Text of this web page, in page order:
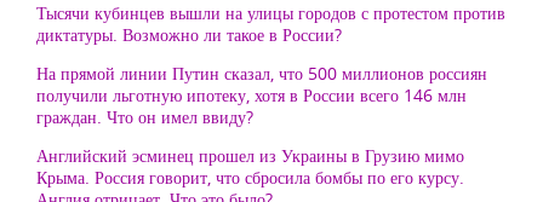
Тысячи кубинцев вышли на улицы городов с протестом против
диктатуры. Возможно ли такое в России?
На прямой линии Путин сказал, что 500 миллионов россиян
получили льготную ипотеку, хотя в России всего 146 млн
граждан. Что он имел ввиду?
Английский эсминец прошел из Украины в Грузию мимо
Крыма. Россия говорит, что сбросила бомбы по его курсу.